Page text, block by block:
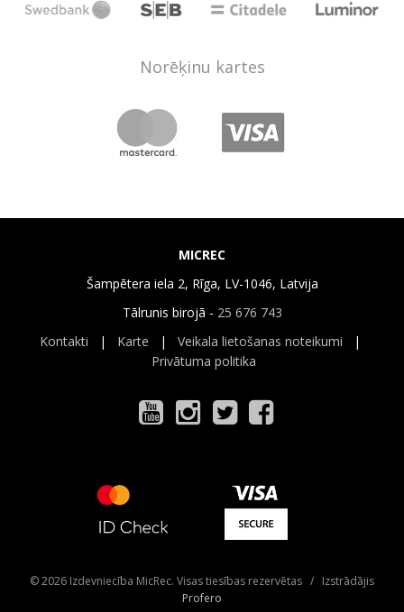
Norēķinu kartes
MICREC
Šampētera iela 2, Rīga, LV-1046, Latvija
Tālrunis birojā - 25 676 743
Kontakti | Karte | Veikala lietošanas noteikumi |
Privātuma politika
© 2026 Izdevniecība MicRec. Visas tiesības rezervētas / Izstrādājis
Profero